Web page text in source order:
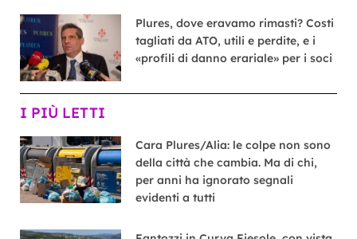
Plures, dove eravamo rimasti? Costi
tagliati da ATO, utili e perdite, e i
«profili di danno erariale» per i soci
I PIÙ LETTI
Cara Plures/Alia: le colpe non sono
della città che cambia. Ma di chi,
per anni ha ignorato segnali
evidenti a tutti